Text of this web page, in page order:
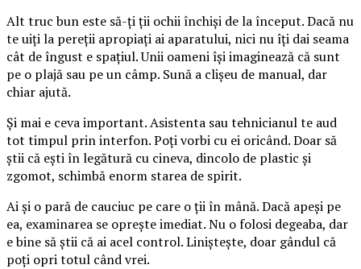
Alt truc bun este să-ți ții ochii închiși de la început. Dacă nu
te uiți la pereții apropiați ai aparatului, nici nu îți dai seama
cât de îngust e spațiul. Unii oameni își imaginează că sunt
pe o plajă sau pe un câmp. Sună a clișeu de manual, dar
chiar ajută.
Și mai e ceva important. Asistenta sau tehnicianul te aud
tot timpul prin interfon. Poți vorbi cu ei oricând. Doar să
știi că ești în legătură cu cineva, dincolo de plastic și
zgomot, schimbă enorm starea de spirit.
Ai și o pară de cauciuc pe care o ții în mână. Dacă apeși pe
ea, examinarea se oprește imediat. Nu o folosi degeaba, dar
e bine să știi că ai acel control. Liniștește, doar gândul că
poți opri totul când vrei.